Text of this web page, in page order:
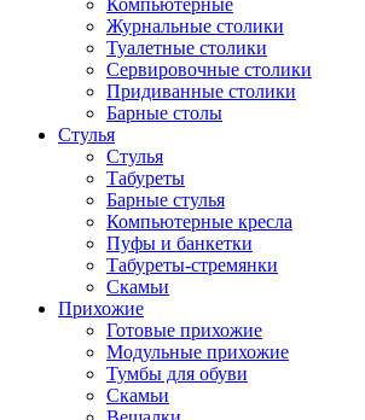
Компьютерные
Журнальные столики
Туалетные столики
Сервировочные столики
Придиванные столики
Барные столы
Стулья
Стулья
Табуреты
Барные стулья
Компьютерные кресла
Пуфы и банкетки
Табуреты-стремянки
Скамьи
Прихожие
Готовые прихожие
Модульные прихожие
Тумбы для обуви
Скамьи